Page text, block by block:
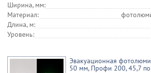
Ширина, мм:
Материал:
Длина, м:
Уровень:
Эвакуационная
50 мм, Профи 200, 45,7